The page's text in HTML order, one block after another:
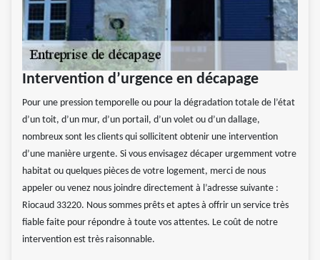
Intervention d’urgence en décapage
Pour une pression temporelle ou pour la dégradation totale de l’état
d’un toit, d’un mur, d’un portail, d’un volet ou d’un dallage,
nombreux sont les clients qui sollicitent obtenir une intervention
d’une manière urgente. Si vous envisagez décaper urgemment votre
habitat ou quelques pièces de votre logement, merci de nous
appeler ou venez nous joindre directement à l’adresse suivante :
Riocaud 33220. Nous sommes prêts et aptes à offrir un service très
fiable faite pour répondre à toute vos attentes. Le coût de notre
intervention est très raisonnable.